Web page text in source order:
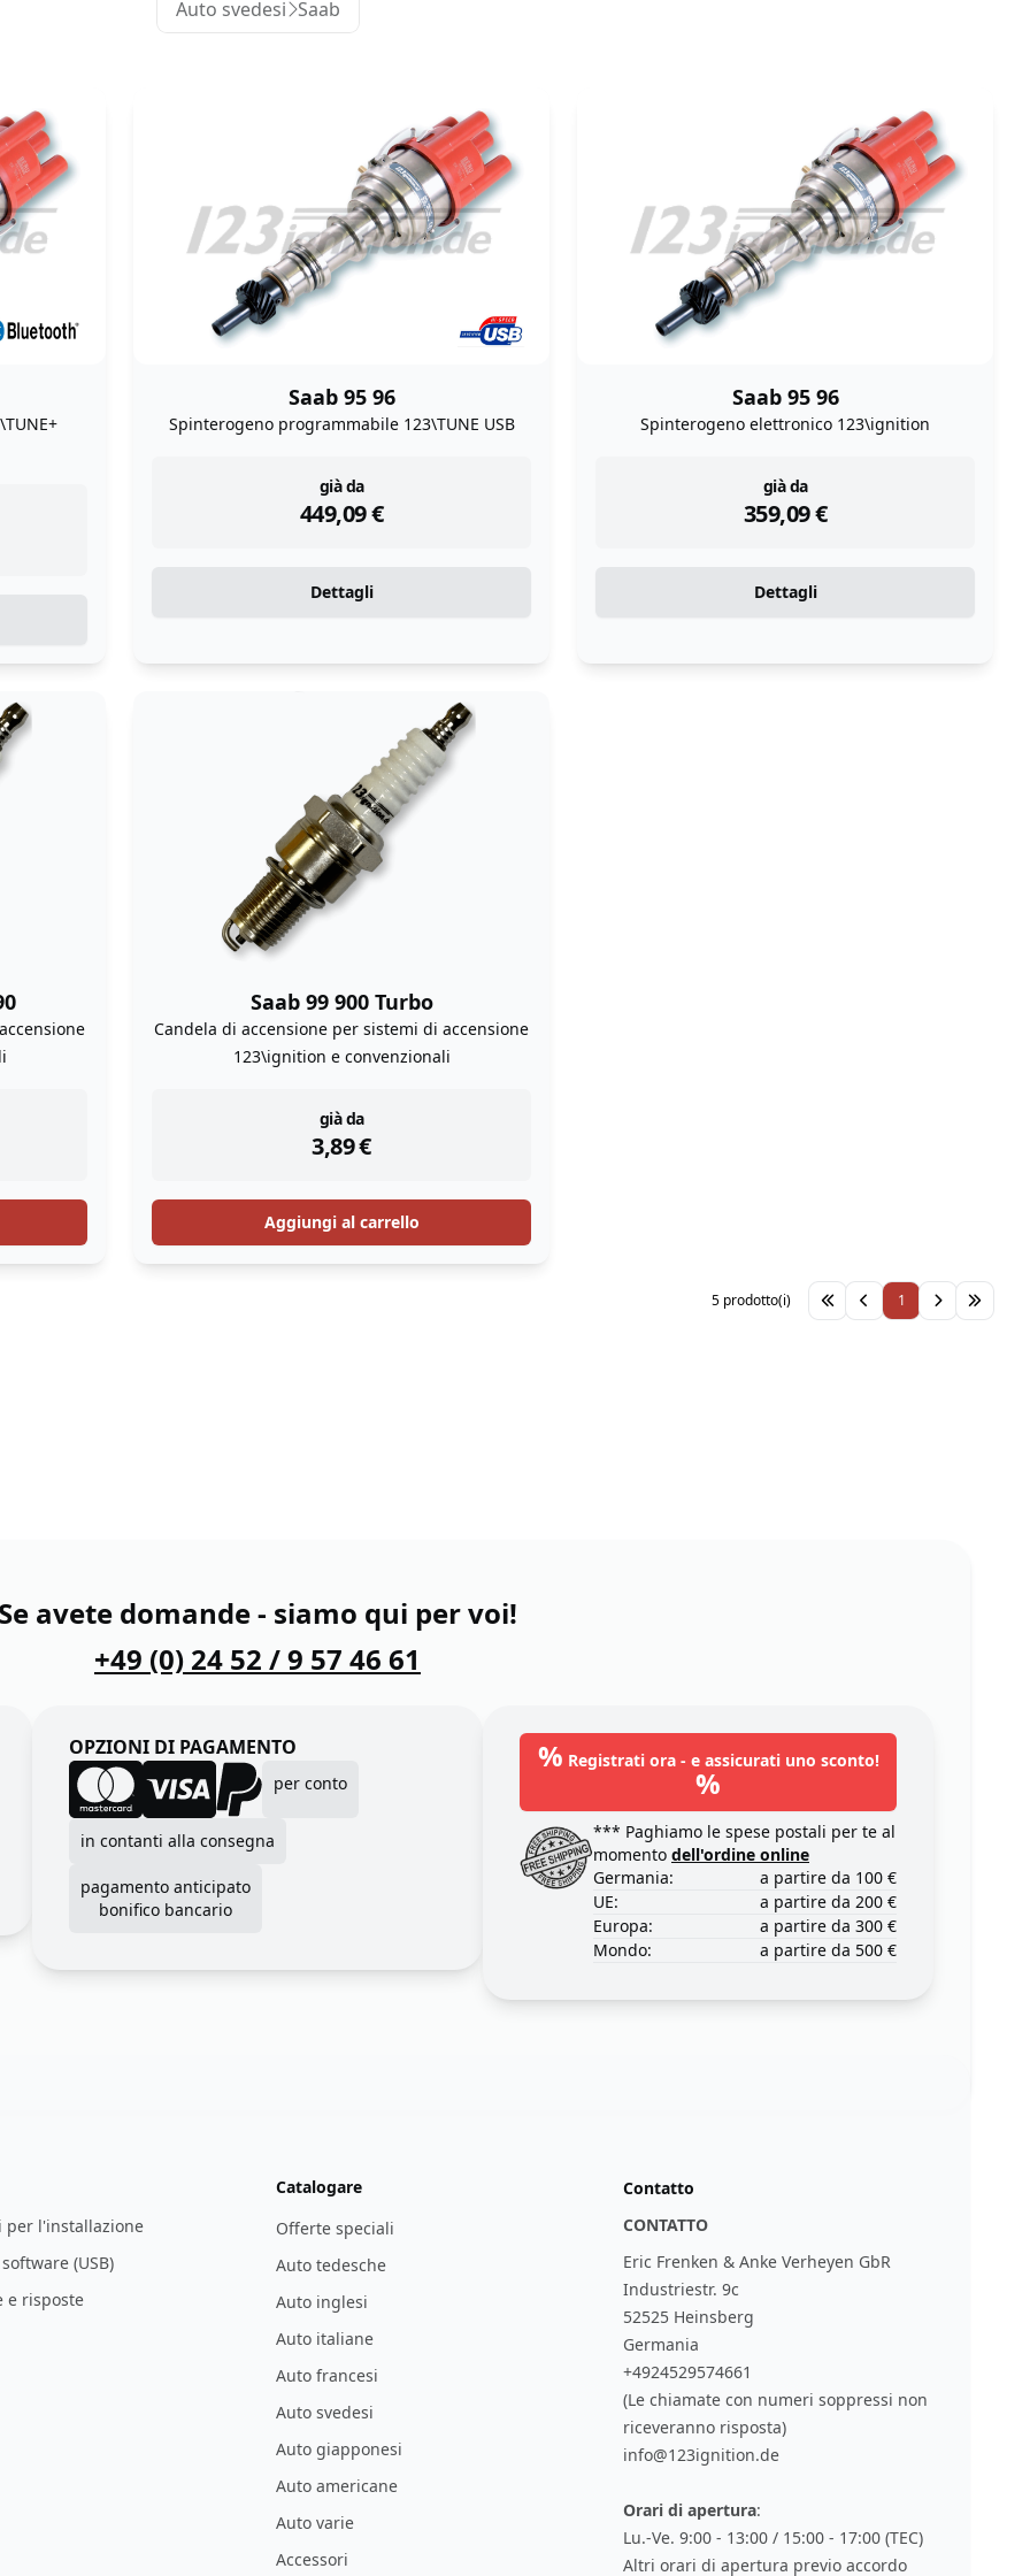
Auto svedesi Saab
Saab 95 96
Spinterogeno programmabile 123\TUNE USB
già da
449,09€
instock
Dettagli
Saab 95 96
Spinterogeno elettronico 123\ignition
già da
359,09€
instock
Dettagli
Saab 99 900 Turbo
Candela di accensione per sistemi di accensione
123\ignition e convenzionali
già da
3,89€
instock
Aggiungi al carrello
1
5 prodotto(i)
Se avete domande - siamo qui per voi!
+49 (0) 24 52 / 9 57 46 61
OPZIONI DI PAGAMENTO
per conto
in contanti alla consegna
pagamento anticipato
bonifico bancario
% Registrati ora - e assicurati uno sconto!
%
*** Paghiamo le spese postali per te al
momento dell'ordine online
Germania:
a partire da 100 €
UE:
a partire da 200 €
Europa:
a partire da 300 €
Mondo:
a partire da 500 €
per l'installazione
(USB)
e risposte
Catalogare
Offerte speciali
Auto tedesche
Auto inglesi
Auto italiane
Auto francesi
Auto svedesi
Auto giapponesi
Auto americane
Auto varie
Accessori
Contatto
CONTATTO
Eric Frenken & Anke Verheyen GbR
Industriestr. 9c
52525 Heinsberg
Germania
+4924529574661
(Le chiamate con numeri soppressi non
riceveranno risposta)
info@123ignition.de
Orari di apertura:
Lu.-Ve. 9:00 - 13:00 / 15:00 - 17:00 (TEC)
Altri orari di apertura previo accordo